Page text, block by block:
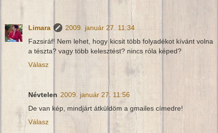
Limara
2009. január 27. 11:34
Fazsiráf! Nem lehet, hogy kicsit több folyadékot kívánt volna
a tészta? vagy több kelesztést? nincs róla képed?
Válasz
Névtelen 2009. január 27. 11:56
De van kép, mindjárt átküldöm a gmailes címedre!
Válasz